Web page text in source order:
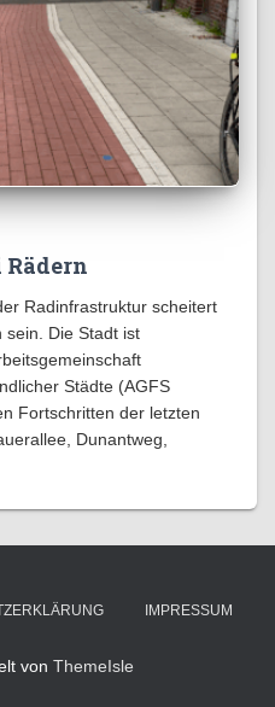
Radinfrastruktur scheitert
sein. Die Stadt ist
Städte (AGFS
Fortschritten der letzten
Dunantweg,
IMPRESSUM
von ThemeIsle